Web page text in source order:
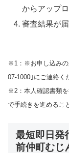
からアップ
審査結果が届
※1：※お申し込みの
07-1000｣にご連絡く
※2：本人確認書類
で手続きを進めるこ
最短即日発
前仲町むじ